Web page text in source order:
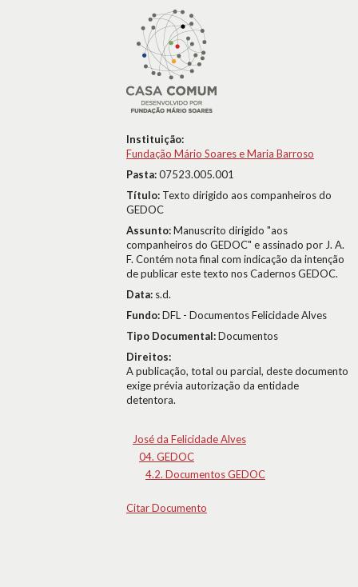
Instituição:
Fundação Mário Soares e Maria Barroso
Pasta:07523.005.001
Título: Texto dirigido aos companheiros do
GEDOC
Assunto:Manuscrito dirigido "aos
companheiros do GEDOC" e assinado por J. A.
F. Contém nota final com indicação da intenção
de publicar este texto nos Cadernos GEDOC.
Data: s.d.
Fundo:DFL - Documentos Felicidade Alves
Tipo Documental:Documentos
Direitos:
A publicação, total ou parcial, deste documento
exige prévia autorização da entidade
detentora.
José da Felicidade Alves
04. GEDOC
4.2. Documentos GEDOC
Citar Documento